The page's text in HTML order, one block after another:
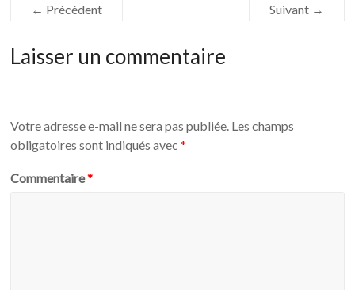
← Précédent Suivant →
Laisser un commentaire
Votre adresse e-mail ne sera pas publiée. Les champs
obligatoires sont indiqués avec*
Commentaire*